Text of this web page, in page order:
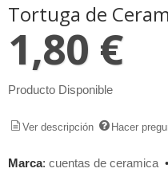
Tortuga de
1,80 €
Producto Disponible
Ver descripción Hacer
Marca: cuentas de ceramica •